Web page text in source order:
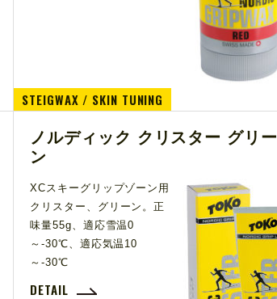
STEIGWAX / SKIN TUNING
ノルディック クリスター グリー
ン
XCスキーグリップゾーン用
クリスター、グリーン。正
味量55g、適応雪温0
～-30℃、適応気温10
～-30℃
DETAIL